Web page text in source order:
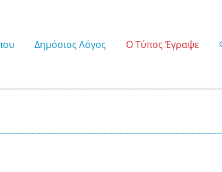
Δημόσιος Λόγος Ο Τύπος Έγραψε